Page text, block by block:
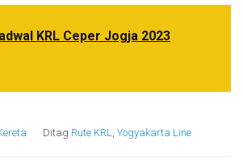
KRL Ceper Jogja 2023
Ditag Rute KRL Yogyakarta Line